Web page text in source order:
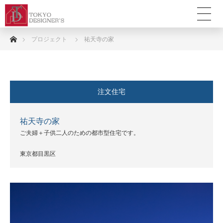
ホームプロジェクト 祐天寺の家
注文住宅
祐天寺の家
ご夫婦＋子供二人のための都市型住宅です。
東京都目黒区